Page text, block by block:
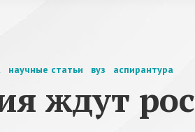
научные статьи вуз аспирантура
ждут